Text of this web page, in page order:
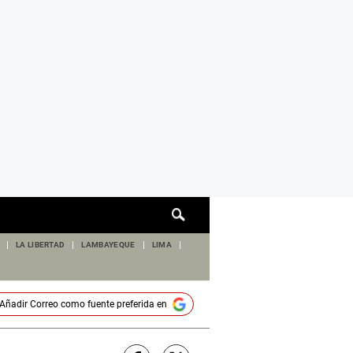
de
LA LIBERTAD LAMBAYEQUE LIMA
Correocomo fuente preferida en